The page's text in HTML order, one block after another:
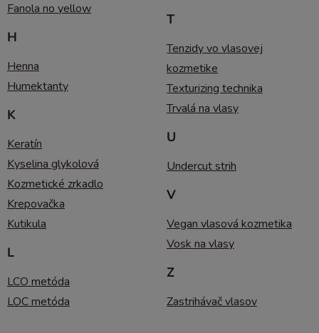
Fanola no yellow
H
Henna
Humektanty
K
Keratín
Kyselina glykolová
Kozmetické zrkadlo
Krepovačka
Kutikula
L
LCO metóda
LOC metóda
T
Tenzidy vo vlasovej
kozmetike
Texturizing technika
Trvalá na vlasy
U
Undercut strih
V
Vegan vlasová kozmetika
Vosk na vlasy
Z
Zastrihávač vlasov